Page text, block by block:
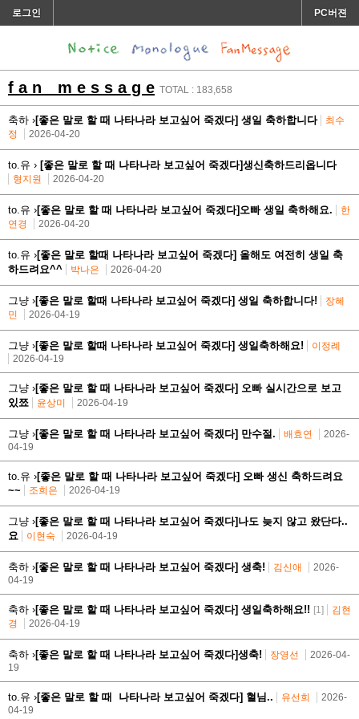
로그인 PC버젼
f a n m e s s a g e TOTAL : 183,658
축하 ›[좋은 말로 할 때 나타나라 보고싶어 죽겠다] 생일 축하합니다
최수
정
2026-04-20
to.유 › [좋은 말로 할 때 나타나라 보고싶어 죽겠다]생신축하드리옵니다
형지원 2026-04-20
to.유 ›[좋은 말로 할 때 나타나라 보고싶어 죽겠다]오빠 생일 축하해요.
한
연경
2026-04-20
to.유 ›[좋은 말로 할때 나타나라 보고싶어 죽겠다] 올해도 여전히 생일 축
하드려요^^
박나은 2026-04-20
그냥 ›[좋은 말로 할때 나타나라 보고싶어 죽겠다] 생일 축하합니다!
장혜
민
2026-04-19
그냥 ›[좋은 말로 할때 나타나라 보고싶어 죽겠다] 생일축하해요!
이정례
2026-04-19
그냥 ›[좋은 말로 할 때 나타나라 보고싶어 죽겠다] 오빠 실시간으로 보고
있쬬
윤상미 2026-04-19
그냥 ›[좋은 말로 할 때 나타나라 보고싶어 죽겠다] 만수절. 배효연
2026-
04-19
to.유 ›[좋은 말로 할 때 나타나라 보고싶어 죽겠다] 오빠 생신 축하드려요
~~
조희은 2026-04-19
그냥 ›[좋은 말로 할 때 나타나라 보고싶어 죽겠다]나도 늦지 않고 왔단다..
요
이현숙 2026-04-19
축하 ›[좋은 말로 할 때 나타나라 보고싶어 죽겠다] 생축! 김신애
2026-
04-19
축하 ›[좋은 말로 할 때 나타나라 보고싶어 죽겠다] 생일축하해요!! [1]
김현
경
2026-04-19
축하 ›[좋은 말로 할 때 나타나라 보고싶어 죽겠다]생축! 장영선
2026-04-
19
to.유 ›[좋은 말로 할 때 나타나라 보고싶어 죽겠다] 혈님.. 유선희
2026-
04-19